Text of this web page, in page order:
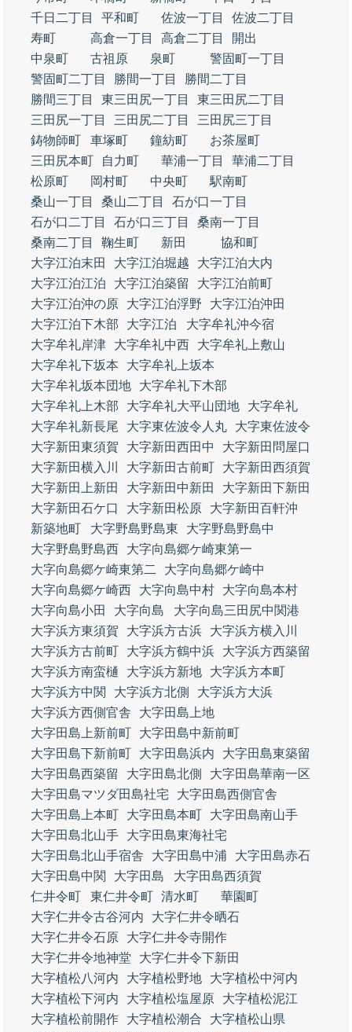
千日二丁目
平和町 佐波一丁目
佐波二丁目
寿町
高倉一丁目 高倉二丁目
開出
中泉町
古祖原 泉町
警固町一丁目
警固町二丁目
勝間一丁目
勝間二丁目
勝間三丁目
東三田尻一丁目
東三田尻二丁目
三田尻一丁目
三田尻二丁目
三田尻三丁目
鋳物師町
車塚町 鐘紡町
お茶屋町
三田尻本町
自力町 華浦一丁目
華浦二丁目
松原町
岡村町 中央町
駅南町
桑山一丁目
桑山二丁目
石が口一丁目
石が口二丁目
石が口三丁目
桑南一丁目
桑南二丁目
鞠生町 新田
協和町
大字江泊末田
大字江泊堀越
大字江泊大内
大字江泊江泊
大字江泊築留
大字江泊前町
大字江泊沖の原
大字江泊浮野
大字江泊沖田
大字江泊下木部
大字江泊
大字牟礼沖今宿
大字牟礼岸津
大字牟礼中西
大字牟礼上敷山
大字牟礼下坂本
大字牟礼上坂本
大字牟礼坂本団地
大字牟礼下木部
大字牟礼上木部
大字牟礼大平山団地
大字牟礼
大字牟礼新長尾
大字東佐波令人丸
大字東佐波令
大字新田東須賀
大字新田西田中
大字新田問屋口
大字新田横入川
大字新田古前町
大字新田西須賀
大字新田上新田
大字新田中新田
大字新田下新田
大字新田石ケ口
大字新田松原
大字新田百軒沖
新築地町
大字野島野島東
大字野島野島中
大字野島野島西
大字向島郷ケ崎東第一
大字向島郷ケ崎東第二
大字向島郷ケ崎中
大字向島郷ケ崎西
大字向島中村
大字向島本村
大字向島小田
大字向島
大字向島三田尻中関港
大字浜方東須賀
大字浜方古浜
大字浜方横入川
大字浜方古前町
大字浜方鶴中浜
大字浜方西築留
大字浜方南蛮樋
大字浜方新地
大字浜方本町
大字浜方中関
大字浜方北側
大字浜方大浜
大字浜方西側官舎
大字田島上地
大字田島上新前町
大字田島中新前町
大字田島下新前町
大字田島浜内
大字田島東築留
大字田島西築留
大字田島北側
大字田島華南一区
大字田島マツダ田島社宅
大字田島西側官舎
大字田島上本町
大字田島本町
大字田島南山手
大字田島北山手
大字田島東海社宅
大字田島北山手宿舎
大字田島中浦
大字田島赤石
大字田島中関
大字田島
大字田島西須賀
仁井令町
東仁井令町 清水町
華園町
大字仁井令古谷河内
大字仁井令晒石
大字仁井令石原
大字仁井令寺開作
大字仁井令地神堂
大字仁井令下新田
大字植松八河内
大字植松野地
大字植松中河内
大字植松下河内
大字植松塩屋原
大字植松泥江
大字植松前開作
大字植松潮合
大字植松山県